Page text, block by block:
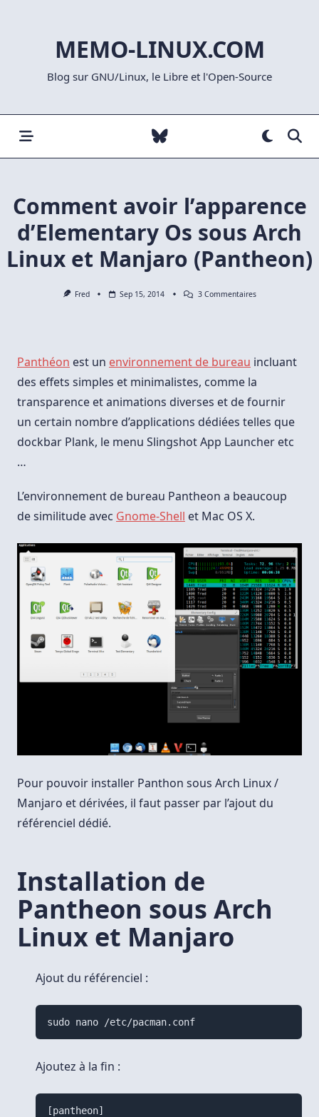
MEMO-LINUX.COM
Blog sur GNU/Linux, le Libre et l'Open-Source
Comment avoir l’apparence
d’Elementary Os sous Arch
Linux et Manjaro (Pantheon)
Fred Sep 15, 2014 3 CommentairesSur
Sous
Arch
Linux
Manjaro
Panthéon est un environnement de bureau incluant
des effets simples et minimalistes, comme la
transparence et animations diverses et de fournir
un certain nombre d’applications dédiées telles que
dockbar Plank, le menu Slingshot App Launcher etc
…
L’environnement de bureau Pantheon a beaucoup
de similitude avec Gnome-Shell et Mac OS X.
Pour pouvoir installer Panthon sous Arch Linux /
Manjaro et dérivées, il faut passer par l’ajout du
référenciel dédié.
Installation de
Pantheon sous Arch
Linux et Manjaro
Ajout du référenciel :
sudo nano /etc/pacman.conf
Ajoutez à la fin :
[pantheon]